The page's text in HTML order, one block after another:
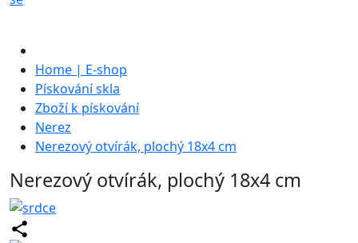
Home | E-shop
Pískování skla
Zboží k pískování
Nerez
Nerezový otvírák, plochý 18x4 cm
Nerezový otvírák, plochý 18x4 cm